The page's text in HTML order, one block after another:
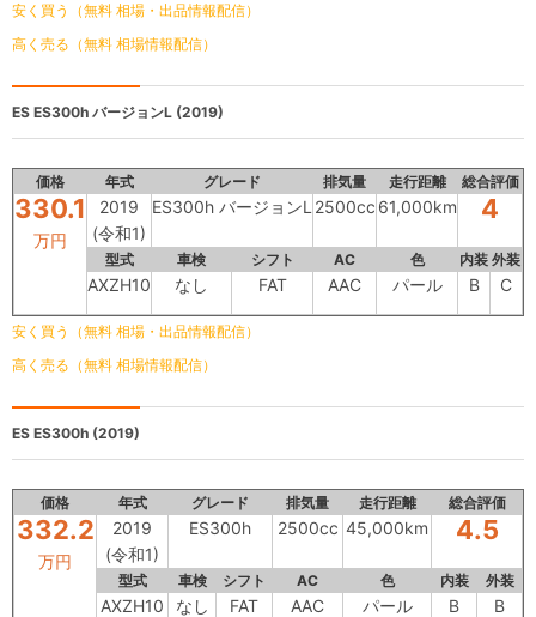
安く買う（無料 相場・出品情報配信）
高く売る（無料 相場情報配信）
ES ES300h バージョンL (2019)
価格 年式 グレード 排気量 走行距離 総合評価
330.1
万円
2019
(令和1)
ES300h バージョンL 2500cc 61,000km 4
型式 車検 シフト AC 色 内装 外装
AXZH10 なし FAT AAC パール B C
安く買う（無料 相場・出品情報配信）
高く売る（無料 相場情報配信）
ES ES300h (2019)
価格 年式 グレード 排気量 走行距離 総合評価
332.2
万円
2019
(令和1)
ES300h 2500cc 45,000km 4.5
型式 車検 シフト AC 色 内装 外装
AXZH10 なし FAT AAC パール B B